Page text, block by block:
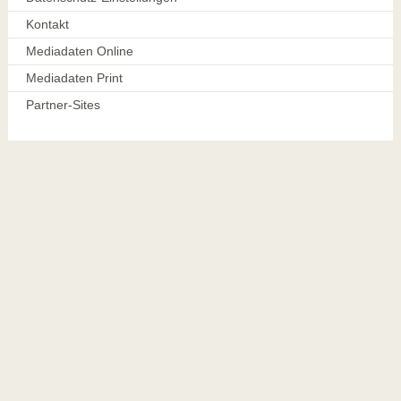
Kontakt
Mediadaten Online
Mediadaten Print
Partner-Sites